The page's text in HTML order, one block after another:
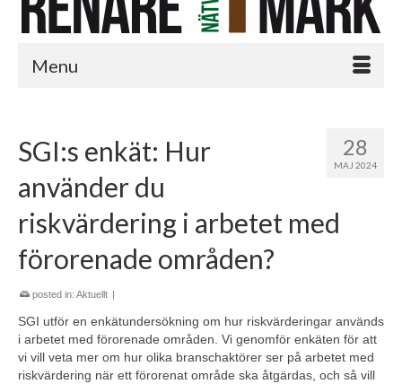
Menu
28
MAJ 2024
SGI:s enkät: Hur
använder du
riskvärdering i arbetet med
förorenade områden?
posted in: Aktuellt |
SGI utför en enkätundersökning om hur riskvärderingar används
i arbetet med förorenade områden. Vi genomför enkäten för att
vi vill veta mer om hur olika branschaktörer ser på arbetet med
riskvärdering när ett förorenat område ska åtgärdas, och så vill